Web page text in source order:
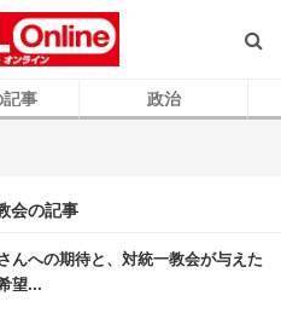
記事 政治
会の記事
んへの期待と、対統一教会が与えた
望...